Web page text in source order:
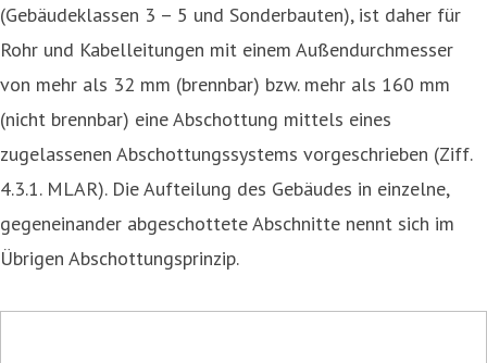
(Gebäudeklassen 3 – 5 und Sonderbauten), ist daher für
Rohr und Kabelleitungen mit einem Außendurchmesser
von mehr als 32 mm (brennbar) bzw. mehr als 160 mm
(nicht brennbar) eine Abschottung mittels eines
zugelassenen Abschottungssystems vorgeschrieben (Ziff.
4.3.1. MLAR). Die Aufteilung des Gebäudes in einzelne,
gegeneinander abgeschottete Abschnitte nennt sich im
Übrigen Abschottungsprinzip.